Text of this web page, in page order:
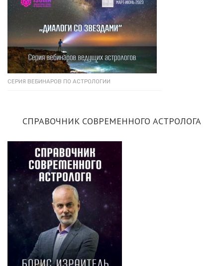
СЕРИЯ ВЕБИНАРОВ ПО АСТРОЛОГИИ
СПРАВОЧНИК СОВРЕМЕННОГО АСТРОЛОГА